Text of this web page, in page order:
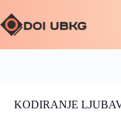
KODIRANJE